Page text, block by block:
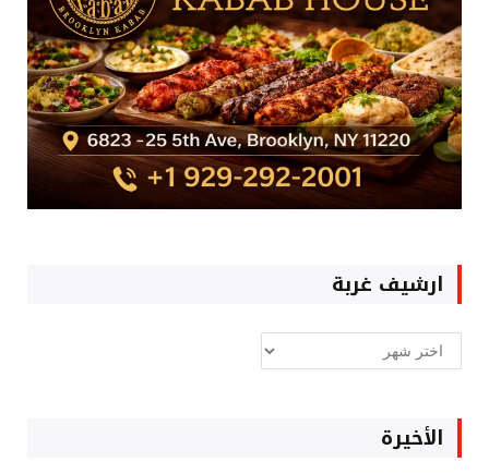
ارشيف غربة
ارشيف
غربة
الأخيرة